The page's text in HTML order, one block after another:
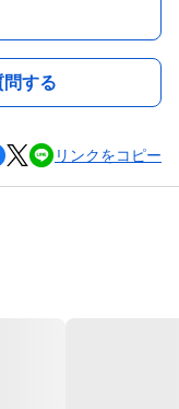
する
リンクをコピー